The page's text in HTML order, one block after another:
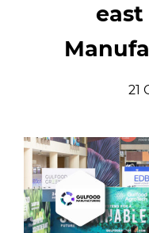
east
21